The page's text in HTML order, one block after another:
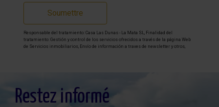
Soumettre
Responsable del tratamiento: Casa Las Dunas - La Mata SL, Finalidad del
tratamiento: Gestión y control de los servicios ofrecidos a través de la página Web
de Servicios inmobiliarios, Envío de información a traves de newsletter y otros,
detallada sobre protección de datos
Aquí.
Restez informé